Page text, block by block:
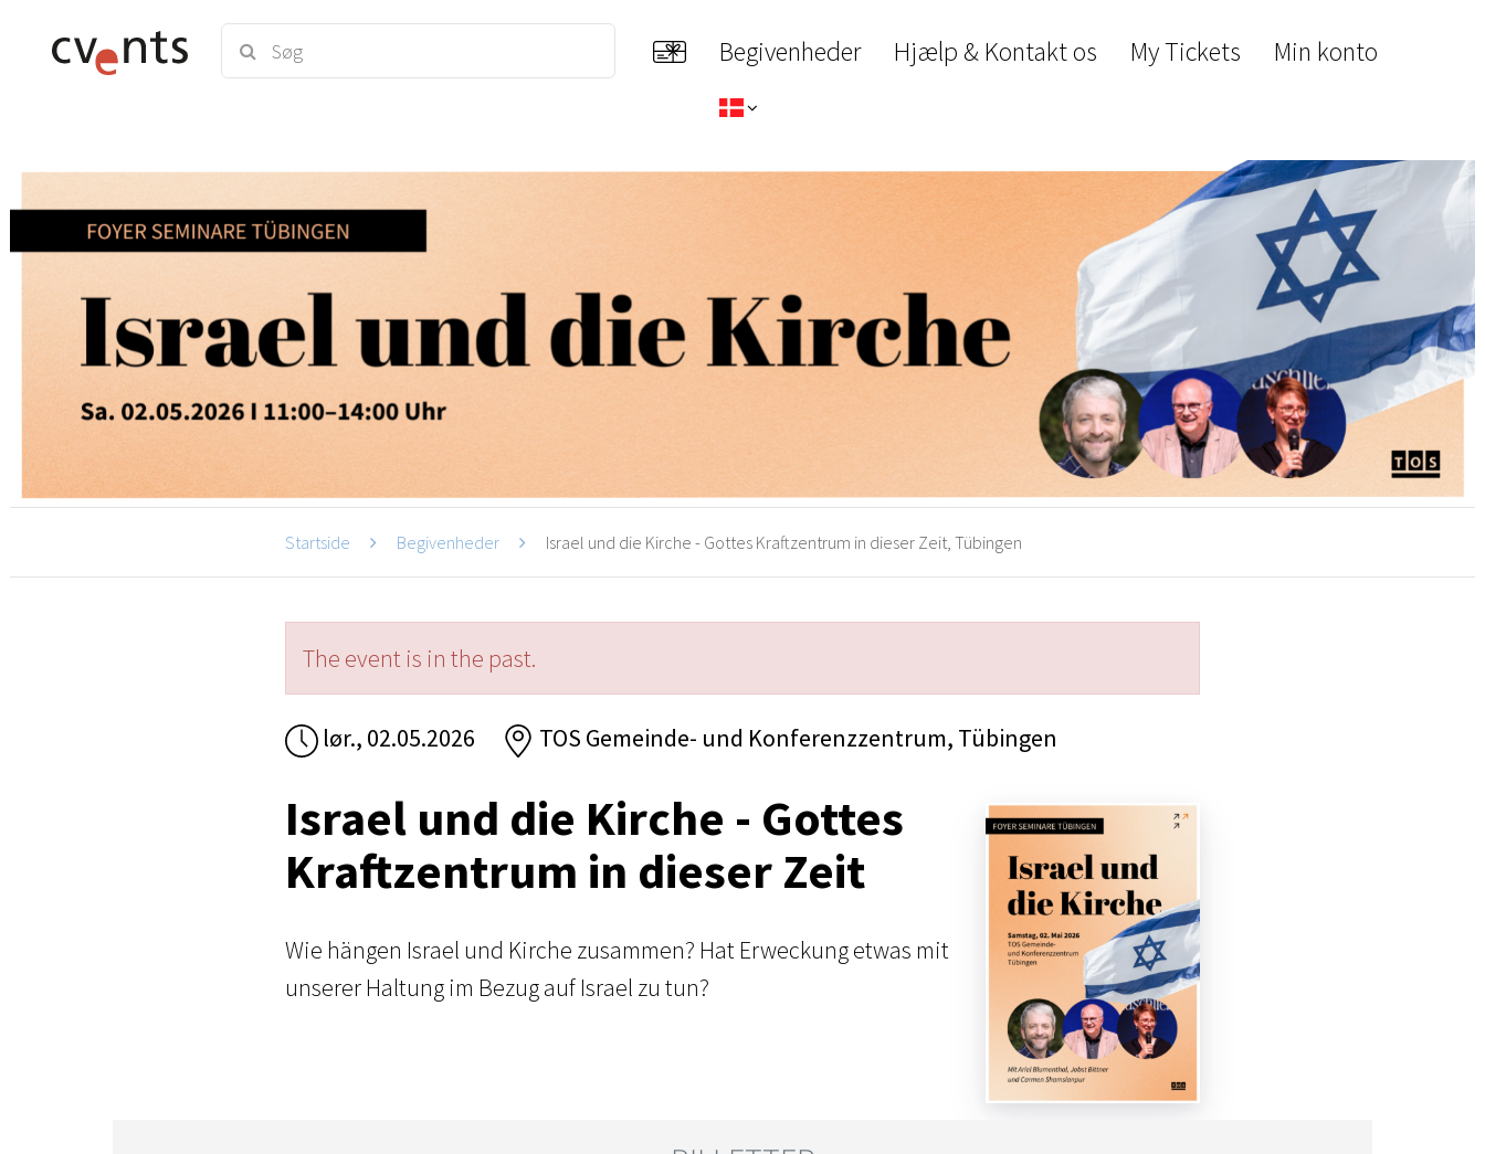
Begivenheder Hjælp & Kontakt os My Tickets Min konto
Startside Begivenheder Israel und die Kirche - Gottes Kraftzentrum in dieser Zeit, Tübingen
The event is in the past.
lør., 02.05.2026 TOS Gemeinde- und Konferenzzentrum, Tübingen
Israel und die Kirche - Gottes
Kraftzentrum in dieser Zeit
Wie hängen Israel und Kirche zusammen? Hat Erweckung etwas mit
unserer Haltung im Bezug auf Israel zu tun?